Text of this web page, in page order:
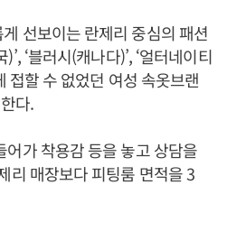
선보이는 란제리 중심의 패션
‘블러시(캐나다)’, ‘얼터네이티
접할 수 없었던 여성 속옷브랜
다.
가 착용감 등을 놓고 상담을
리 매장보다 피팅룸 면적을 3